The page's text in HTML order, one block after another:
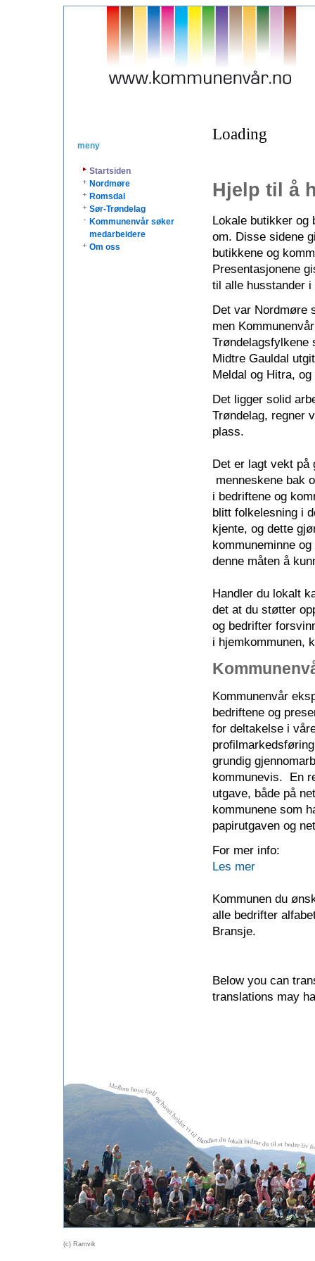
meny
Startsiden
Nordmøre
Romsdal
Sør-Trøndelag
Kommunenvår søker
medarbeidere
Om oss
Loading
Hjelp til å
Lokale butikker
om. Disse sidene
butikkene og
Presentasjonene
til alle husstander i
Det var Nordmøre
men
Trøndelagsfylkene
Midtre Gauldal
Meldal og Hitra,
Det ligger solid
Trøndelag, regner
plass.
Det er lagt vekt på
menneskene bak
i bedriftene og
blitt folkelesning i
kjente, og dette
kommuneminne
denne måten å
Handler du lokalt
det at du støtter
og bedrifter
i hjemkommunen,
Kommunenvår
bedriftene og
for deltakelse i
grundig
kommunevis. En
utgave, både på
kommunene som
papirutgaven og
For mer info:
Les mer
Kommunen du
alle bedrifter
Bransje.
Below you can
translations may
(c) Ramvik